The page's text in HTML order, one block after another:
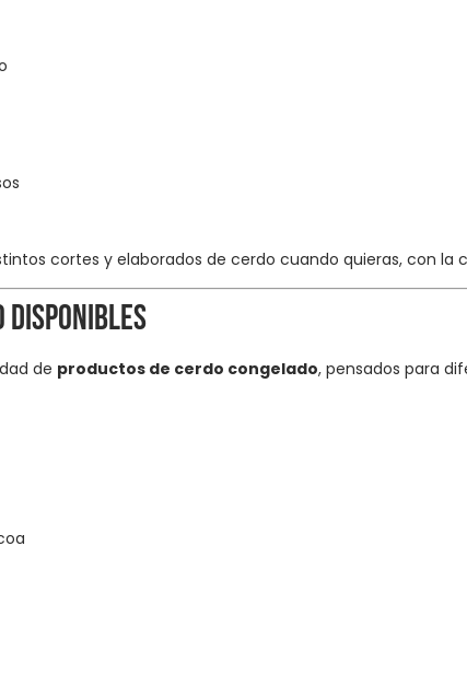
cortes y elaborados de cerdo cuando quieras, con
disponibles
de productos de cerdo congelado, pensados para